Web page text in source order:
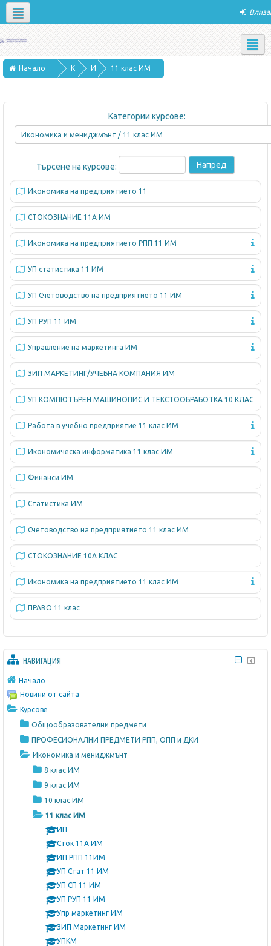
Начало К
р
о
е
И
о
о
и
а
и
е
н
д
м
н
т
11 клас ИМ
Категории курсове:
Търсене на курсове:
Икономика на предприятието 11
СТОКОЗНАНИЕ 11А ИМ
Икономика на предприятието РПП 11 ИМ
УП статистика 11 ИМ
УП Счетоводство на предприятието 11 ИМ
УП РУП 11 ИМ
Управление на маркетинга ИМ
ЗИП МАРКЕТИНГ/УЧЕБНА КОМПАНИЯ ИМ
УП КОМПЮТЪРЕН МАШИНОПИС И ТЕКСТООБРАБОТКА 10 КЛАС
Работа в учебно предприятие 11 клас ИМ
Икономическа информатика 11 клас ИМ
Финанси ИМ
Статистика ИМ
Счетоводство на предприятието 11 клас ИМ
СТОКОЗНАНИЕ 10А КЛАС
Икономика на предприятието 11 клас ИМ
ПРАВО 11 клас
НАВИГАЦИЯ
Начало
Новини от сайта
Курсове
Общообразователни предмети
ПРОФЕСИОНАЛНИ ПРЕДМЕТИ РПП, ОПП и ДКИ
Икономика и мениджмънт
8 клас ИМ
9 клас ИМ
10 клас ИМ
11 клас ИМ
ИП
Сток 11А ИМ
ИП РПП 11ИМ
УП Стат 11 ИМ
УП СП 11 ИМ
УП РУП 11 ИМ
Упр маркетинг ИМ
ЗИП Маркетинг ИМ
УПКМ